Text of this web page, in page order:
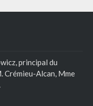
principal du
Crémieu-Alcan, Mme